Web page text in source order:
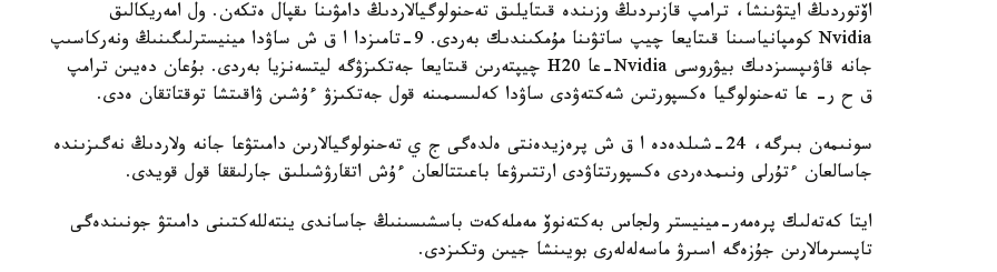
اۆتوردىڭ ايتۋىنشا، ترامپ قازىردىڭ وزىندە قىتايلىق تەحنولوگيالاردىڭ دامۋىنا ىقپال ەتكەن. ول امەريكالىق
Nvidia كومپانياسىنا قىتايعا چيپ ساتۋىنا مۇمكىندىك بەردى. 9-تامىزدا ا ق ش ساۋدا مينيسترلىگىنىڭ ونەركاسىپ
جانە قاۋىپسىزدىك بيۋروسى Nvidia-عا H20 چيپتەرىن قىتايعا جەتكىزۋگە ليتسەنزيا بەردى. بۇعان دەيىن ترامپ
ق ح ر- عا تەحنولوگيا ەكسپورتىن شەكتەۋدى ساۋدا كەلىسىمىنە قول جەتكىزۋ ءۇشىن ۋاقىتشا توقتاتقان ەدى.
سونىمەن بىرگە، 24-شىلدەدە ا ق ش پرەزيدەنتى ەلدەگى ج ي تەحنولوگيالارىن دامىتۋعا جانە ولاردىڭ نەگىزىندە
جاسالعان ءتۇرلى ونىمدەردى ەكسپورتتاۋدى ارتتىرۋعا باعىتتالعان ءۇش اتقارۋشىلىق جارلىققا قول قويدى.
ايتا كەتەلىك پرەمەر-مينيستر ولجاس بەكتەنوۆ مەملەكەت باسشىسىنىڭ جاساندى ينتەللەكتىنى دامىتۋ جونىندەگى
تاپسىرمالارىن جۇزەگە اسىرۋ ماسەلەلەرى بويىنشا جيىن وتكىزدى.